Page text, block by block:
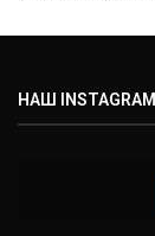
НАШ INSTAGRAM